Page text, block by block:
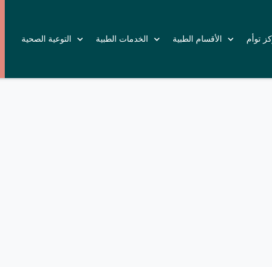
توأم الأقسام الطبية الخدمات الطبية التوعية الصحية